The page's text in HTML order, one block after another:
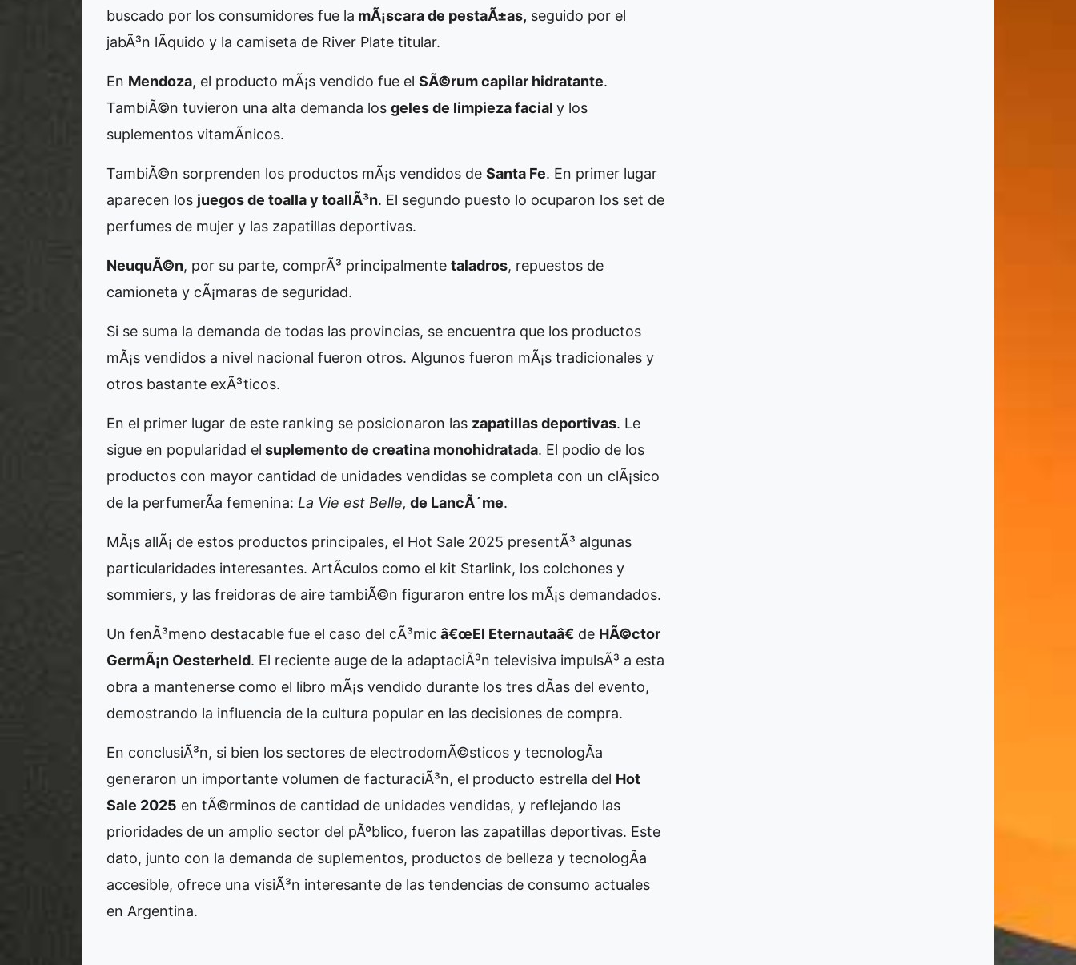
buscado por los consumidores fue la mÃ¡scara de pestaÃ±as, seguido por el
jabÃ³n lÃ­quido y la camiseta de River Plate titular.
En Mendoza, el producto mÃ¡s vendido fue el SÃ©rum capilar hidratante.
TambiÃ©n tuvieron una alta demanda los geles de limpieza facial y los
suplementos vitamÃ­nicos.
TambiÃ©n sorprenden los productos mÃ¡s vendidos de Santa Fe. En primer lugar
aparecen los juegos de toalla y toallÃ³n. El segundo puesto lo ocuparon los set de
perfumes de mujer y las zapatillas deportivas.
NeuquÃ©n, por su parte, comprÃ³ principalmente taladros, repuestos de
camioneta y cÃ¡maras de seguridad.
Si se suma la demanda de todas las provincias, se encuentra que los productos
mÃ¡s vendidos a nivel nacional fueron otros. Algunos fueron mÃ¡s tradicionales y
otros bastante exÃ³ticos.
En el primer lugar de este ranking se posicionaron las zapatillas deportivas. Le
sigue en popularidad el suplemento de creatina monohidratada. El podio de los
productos con mayor cantidad de unidades vendidas se completa con un clÃ¡sico
de la perfumerÃ­a femenina: La Vie est Belle, de LancÃ´me.
MÃ¡s allÃ¡ de estos productos principales, el Hot Sale 2025 presentÃ³ algunas
particularidades interesantes. ArtÃ­culos como el kit Starlink, los colchones y
sommiers, y las freidoras de aire tambiÃ©n figuraron entre los mÃ¡s demandados.
Un fenÃ³meno destacable fue el caso del cÃ³mic â€œEl Eternautaâ€ de HÃ©ctor
GermÃ¡n Oesterheld. El reciente auge de la adaptaciÃ³n televisiva impulsÃ³ a esta
obra a mantenerse como el libro mÃ¡s vendido durante los tres dÃ­as del evento,
demostrando la influencia de la cultura popular en las decisiones de compra.
En conclusiÃ³n, si bien los sectores de electrodomÃ©sticos y tecnologÃ­a
generaron un importante volumen de facturaciÃ³n, el producto estrella del Hot
Sale 2025 en tÃ©rminos de cantidad de unidades vendidas, y reflejando las
prioridades de un amplio sector del pÃºblico, fueron las zapatillas deportivas. Este
dato, junto con la demanda de suplementos, productos de belleza y tecnologÃ­a
accesible, ofrece una visiÃ³n interesante de las tendencias de consumo actuales
en Argentina.